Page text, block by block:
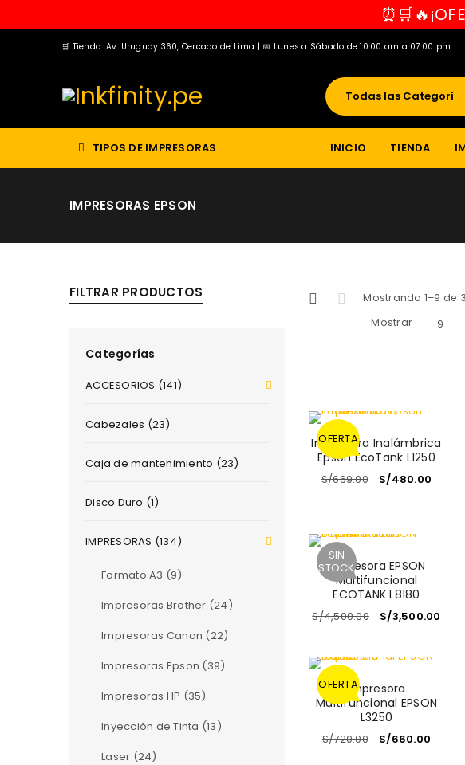
🛒 Tienda: Av. Uruguay 360, Cercado de Lima | 📅 Lunes a Sábado de 10:00 am a 07:00 pm
TIPOS DE IMPRESORAS INICIO TIENDA
IMPRESORAS EPSON
FILTRAR PRODUCTOS
Categorías
ACCESORIOS (141)
Cabezales (23)
Caja de mantenimiento (23)
Disco Duro (1)
IMPRESORAS (134)
Formato A3 (9)
Impresoras Brother (24)
Impresoras Canon (22)
Impresoras Epson (39)
Impresoras HP (35)
Inyección de Tinta (13)
Laser (24)
Mostrando 1–9 de
Mostrar 9
OFERTA
Impresora Inalámbrica
Epson EcoTank L1250
S/669.00 S/480.00
SIN
STOCK
Impresora EPSON
Multifuncional
ECOTANK L8180
S/4,500.00 S/3,500.00
OFERTAImpresora
Multifuncional EPSON
L3250
S/720.00 S/660.00